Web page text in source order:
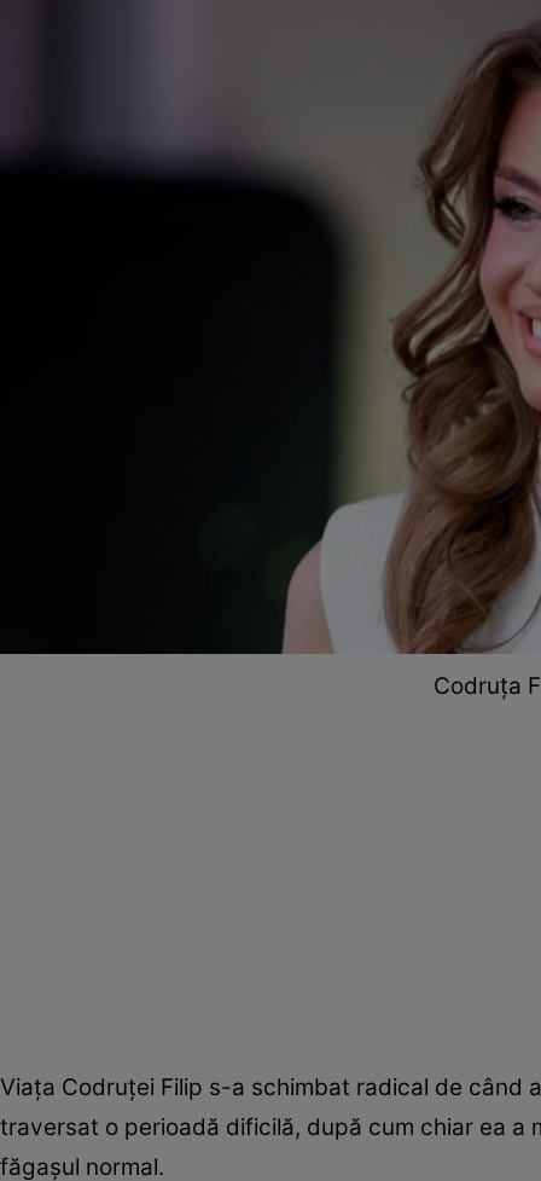
Codruța
Viața Codruței Filip s-a schimbat radical de
traversat o perioadă dificilă, după cum chiar ea
făgașul normal.